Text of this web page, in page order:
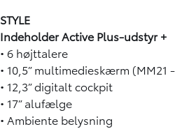
STYLE
Indeholder Active Plus-udstyr +
• 6 højttalere
• 10,5” multimedieskærm (MM21 -
• 12,3” digitalt cockpit
• 17” alufælge
• Ambiente belysning